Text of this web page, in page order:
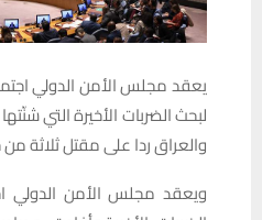
يعقد مجلس الأمن الدولي
لبحث الضربات الأخيرة التي
والعراق ردا على مقتل ثلاثة
ويعقد مجلس الأمن الدولي